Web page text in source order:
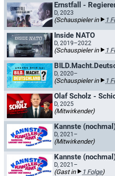
Ernstfall -
D, 2023
(Schauspieler in 1
Inside NATO
D, 2019–2022
(Schauspieler in 1
D, 2020–
(Schauspieler in 1
Olaf Scholz -
D, 2025
(Mitwirkender)
D, 2021–
(Mitwirkender)
D, 2021–
(Gast in 1 Folge)